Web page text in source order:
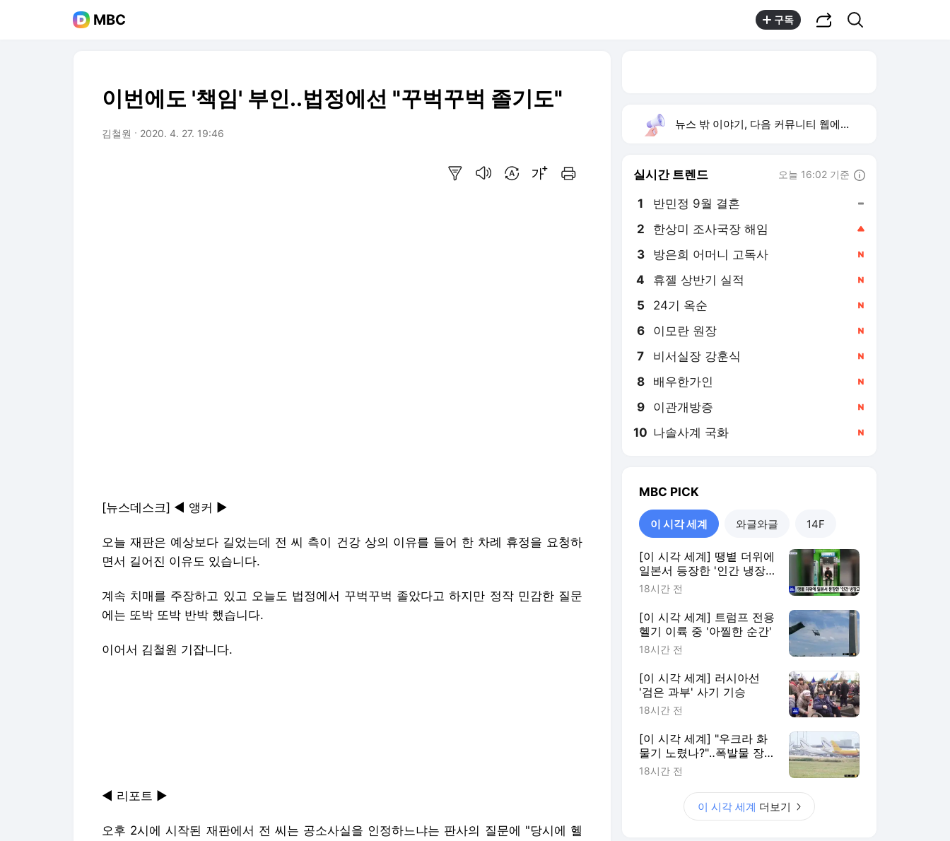
MBC 구독
이번에도 '책임' 부인..법정에선 "꾸벅꾸벅 졸기도"
김철원 2020. 4. 27. 19:46
[뉴스데스크] ◀ 앵커 ▶
오늘 재판은 예상보다 길었는데 전 씨 측이 건강 상의 이유를 들어 한 차례 휴정을 요청하
면서 길어진 이유도 있습니다.
계속 치매를 주장하고 있고 오늘도 법정에서 꾸벅꾸벅 졸았다고 하지만 정작 민감한 질문
에는 또박 또박 반박 했습니다.
이어서 김철원 기잡니다.
◀ 리포트 ▶
오후 2시에 시작된 재판에서 전 씨는 공소사실을 인정하느냐는 판사의 질문에 "당시에 헬
뉴스 밖 이야기, 다음 커뮤니티 웹에서 보기
실시간 트렌드 오늘 16:02 기준
1 반민정 9월 결혼
2 한상미 조사국장 해임
3 방은희 어머니 고독사
4 휴젤 상반기 실적
5 24기 옥순
6 이모란 원장
7 비서실장 강훈식
8 배우한가인
9 이관개방증
10 나솔사계 국화
MBC PICK
이 시각 세계 와글와글 14F
[이 시각 세계] 땡볕 더위에
일본서 등장한 '인간 냉장
고'
18시간 전
[이 시각 세계] 트럼프 전용
헬기 이륙 중 '아찔한 순간'
18시간 전
[이 시각 세계] 러시아선
'검은 과부' 사기 기승
18시간 전
[이 시각 세계] "우크라 화
물기 노렸나?"‥폭발물 장
착 드론 발견
18시간 전
이 시각 세계 더보기